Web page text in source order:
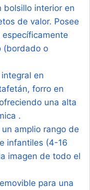
bolsillo interior en
de valor. Posee
(bordado o
en
forro en
una alta
.
amplio rango de
infantiles (4-16
imagen de todo el
para una